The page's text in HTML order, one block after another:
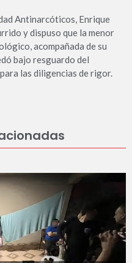
Antinarcóticos, Enrique
y dispuso que la menor
acompañada de su
bajo resguardo del
las diligencias de rigor.